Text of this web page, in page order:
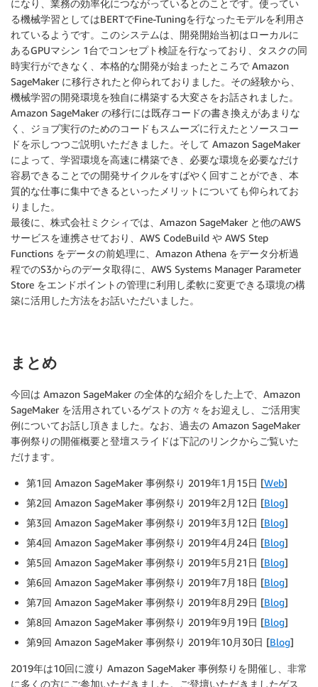
になり、業務の効率化につながっているとのことです。使ってい
る機械学習としてはBERTでFine-Tuningを行なったモデルを利用さ
れているようです。このシステムは、開発開始当初はローカルに
あるGPUマシン 1台でコンセプト検証を行なっており、タスクの同
時実行ができなく、本格的な開発が始まったところで Amazon
SageMaker に移行されたと仰られておりました。その経験から、
機械学習の開発環境を独自に構築する大変さをお話されました。
Amazon SageMaker の移行には既存コードの書き換えがあまりな
く、ジョブ実行のためのコードもスムーズに行えたとソースコー
ドを示しつつご説明いただきました。そして Amazon SageMaker
によって、学習環境を高速に構築でき、必要な環境を必要なだけ
容易できることでの開発サイクルをすばやく回すことができ、本
質的な仕事に集中できるといったメリットについても仰られてお
りました。
最後に、株式会社ミクシィでは、Amazon SageMaker と他のAWS
サービスを連携させており、AWS CodeBuild や AWS Step
Functions をデータの前処理に、Amazon Athena をデータ分析過
程でのS3からのデータ取得に、AWS Systems Manager Parameter
Store をエンドポイントの管理に利用し柔軟に変更できる環境の構
築に活用した方法をお話いただいました。
まとめ
今回は Amazon SageMaker の全体的な紹介をした上で、Amazon
SageMaker を活用されているゲストの方々をお迎えし、ご活用実
例についてお話し頂きました。なお、過去の Amazon SageMaker
事例祭りの開催概要と登壇スライドは下記のリンクからご覧いた
だけます。
第1回 Amazon SageMaker 事例祭り 2019年1月15日 [Web]
第2回 Amazon SageMaker 事例祭り 2019年2月12日 [Blog]
第3回 Amazon SageMaker 事例祭り 2019年3月12日 [Blog]
第4回 Amazon SageMaker 事例祭り 2019年4月24日 [Blog]
第5回 Amazon SageMaker 事例祭り 2019年5月21日 [Blog]
第6回 Amazon SageMaker 事例祭り 2019年7月18日 [Blog]
第7回 Amazon SageMaker 事例祭り 2019年8月29日 [Blog]
第8回 Amazon SageMaker 事例祭り 2019年9月19日 [Blog]
第9回 Amazon SageMaker 事例祭り 2019年10月30日 [Blog]
2019年は10回に渡り Amazon SageMaker 事例祭りを開催し、非常
に多くの方にご参加いただきました。ご登壇いただきましたゲス